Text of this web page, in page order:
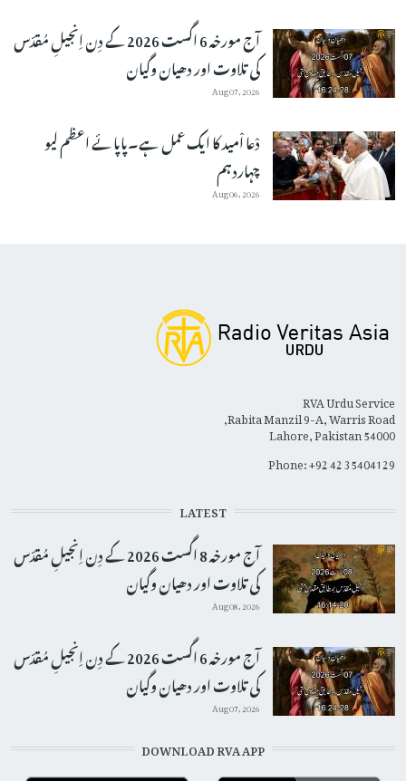
آج مورخہ 6 اگست 2026 کے دِن اِنجیلِ مُقدّس
کی تلاوت اور دھیان وگیان
Aug 07, 2026
دْعا اْمید کا ایک عمل ہے۔پاپائے اعظم لیو
چہاردہم
Aug 06, 2026
RVA Urdu Service
Rabita Manzil 9-A, Warris Road,
Lahore, Pakistan 54000
Phone: +92 42 35404129
LATEST
آج مورخہ 8 اگست 2026 کے دِن اِنجیلِ مُقدّس
کی تلاوت اور دھیان وگیان
Aug 08, 2026
آج مورخہ 6 اگست 2026 کے دِن اِنجیلِ مُقدّس
کی تلاوت اور دھیان وگیان
Aug 07, 2026
DOWNLOAD RVA APP